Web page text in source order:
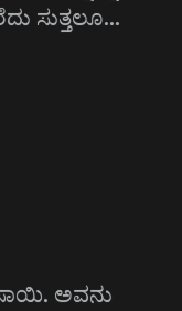
ಸುತ್ತಲೂ…
ಸಾಯಿ. ಅವನು